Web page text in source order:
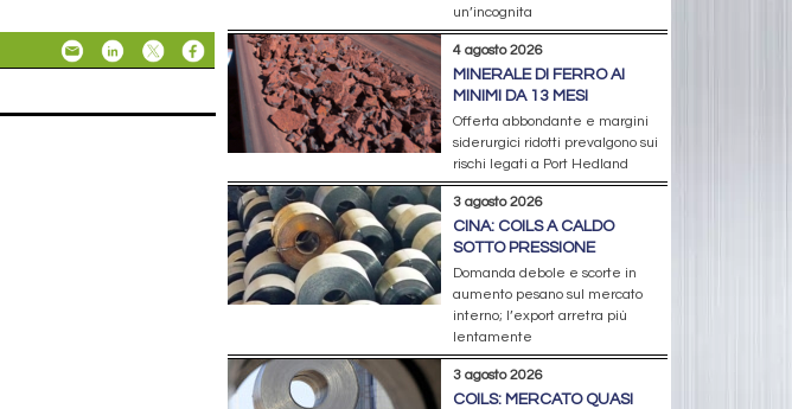
un’incognita
4 agosto 2026
MINERALE DI FERRO AI
MINIMI DA 13 MESI
Offerta abbondante e margini
siderurgici ridotti prevalgono sui
rischi legati a Port Hedland
3 agosto 2026
CINA: COILS A CALDO
SOTTO PRESSIONE
Domanda debole e scorte in
aumento pesano sul mercato
interno; l’export arretra più
lentamente
3 agosto 2026
COILS: MERCATO QUASI